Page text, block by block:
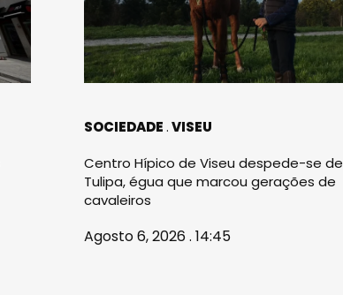
SOCIEDADE VISEU
Centro Hípico de Viseu despede-se de
Tulipa, égua que marcou gerações de
cavaleiros
Agosto 6, 2026 . 14:45